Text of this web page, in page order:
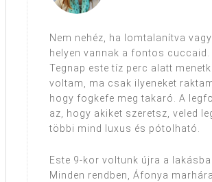
Nem nehéz, ha lomtalanítva
helyen vannak a fontos cuccaid.
Tegnap este tíz perc alatt
voltam, ma csak ilyeneket
hogy fogkefe meg takaró. A
az, hogy akiket szeretsz, veled
többi mind luxus és pótolható.
Este 9-kor voltunk újra a
Minden rendben, Áfonya